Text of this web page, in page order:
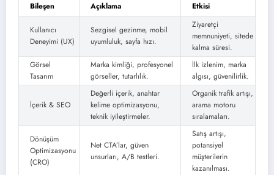
Bileşen Açıklama Etkisi
Kullanıcı
Deneyimi (UX)
Sezgisel gezinme, mobil
uyumluluk, sayfa hızı.
Ziyaretçi
memnuniyeti, sitede
kalma süresi.
Görsel
Tasarım
Marka kimliği, profesyonel
görseller, tutarlılık.
İlk izlenim, marka
algısı, güvenilirlik.
İçerik & SEO
Değerli içerik, anahtar
kelime optimizasyonu,
teknik iyileştirmeler.
Organik trafik artışı,
arama motoru
sıralamaları.
Dönüşüm
Optimizasyonu
(CRO)
Net CTA’lar, güven
unsurları, A/B testleri.
Satış artışı,
potansiyel
müşterilerin
kazanılması.